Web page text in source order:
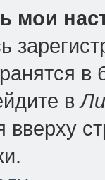
мои
в
вверху